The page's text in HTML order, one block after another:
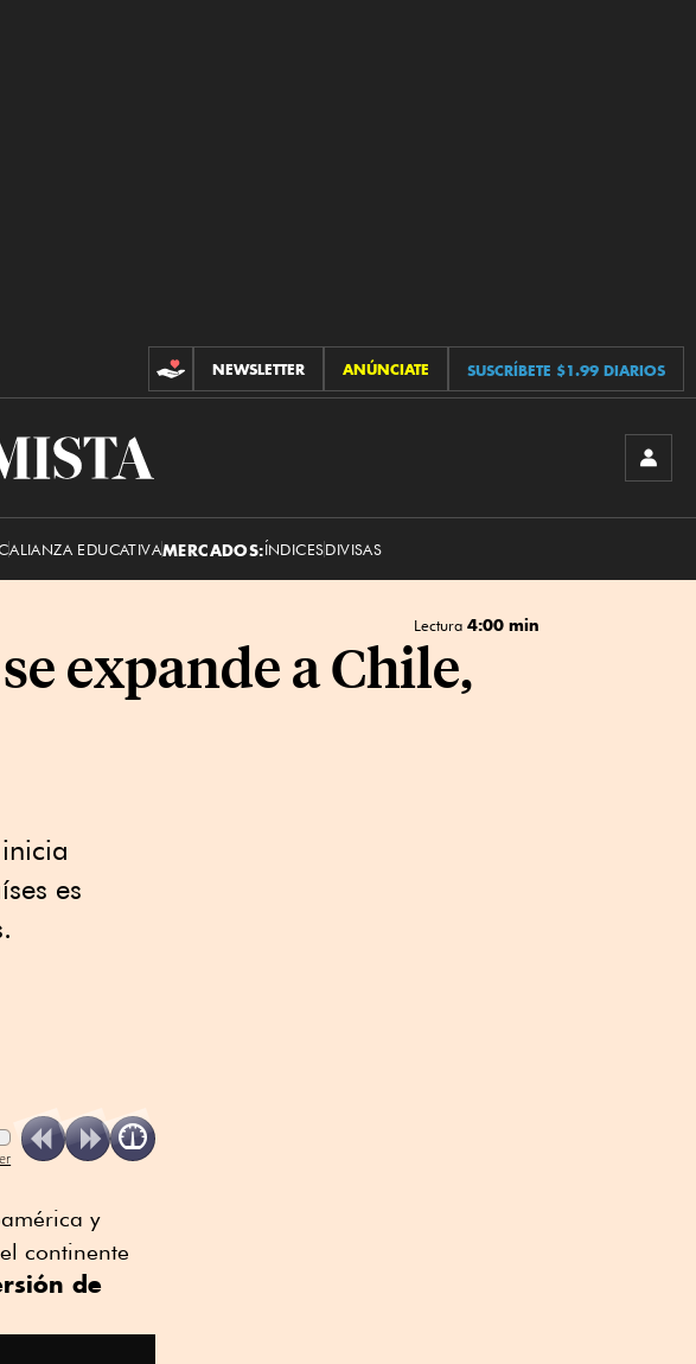
CONTRIBUCIONES
NEWSLETTER ANÚNCIATE SUSCRÍBETE $1.99 DIARIOS
ALIANZA EDUCATIVAMERCADOS:ÍNDICESDIVISAS
Lectura 4:00 min
expande a Chile,
es
y
continente
de